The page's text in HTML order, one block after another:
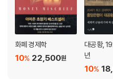
제5장 빗나간 평등
2. 기회의 평등
3. 결과의 평등
4. 결과의 평등을 지지하는 것은 누
화폐 경제학
22,500원
10%
대공황,
년
10%